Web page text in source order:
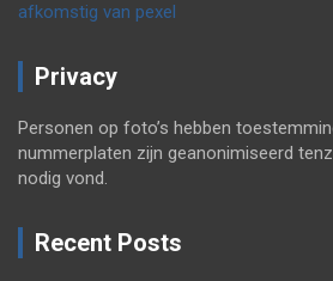
afkomstig van pexel
Privacy
Personen op foto’s hebben
nummerplaten zijn geanonimiseerd
nodig vond.
Recent Posts